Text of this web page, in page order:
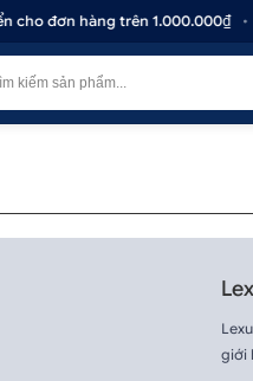
đơn hàng trên 1.000.000₫ •
giới